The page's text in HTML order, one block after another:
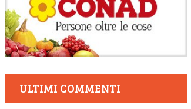
ULTIMI COMMENTI